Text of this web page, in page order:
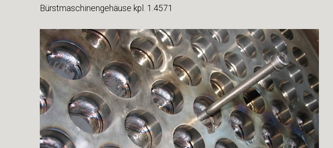
Bürstmaschinengehäuse kpl. 1.4571